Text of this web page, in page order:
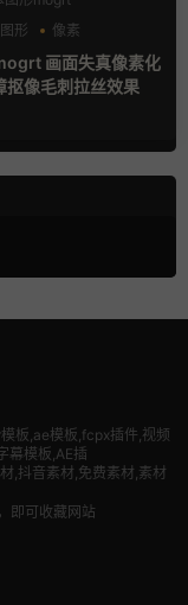
形
像素
画面失真像素化
抠像毛刺拉丝效果
板,ae模板,fcpx插件,视频
幕模板,AE插
,抖音素材,免费素材,素材
即可收藏网站